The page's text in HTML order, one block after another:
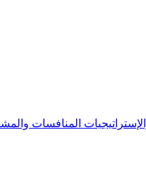
المنافسات